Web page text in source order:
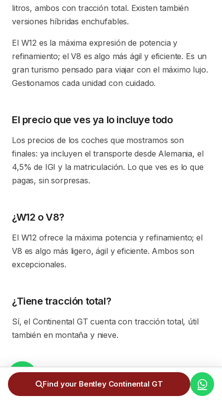
litros, ambos con tracción total. Existen también
versiones híbridas enchufables.
El W12 es la máxima expresión de potencia y
refinamiento; el V8 es algo más ágil y eficiente. Es un
gran turismo pensado para viajar con el máximo lujo.
Gestionamos cada unidad con cuidado.
El precio que ves ya lo incluye todo
Los precios de los coches que mostramos son
finales: ya incluyen el transporte desde Alemania, el
4,5% de IGI y la matriculación. Lo que ves es lo que
pagas, sin sorpresas.
¿W12 o V8?
El W12 ofrece la máxima potencia y refinamiento; el
V8 es algo más ligero, ágil y eficiente. Ambos son
excepcionales.
¿Tiene tracción total?
Sí, el Continental GT cuenta con tracción total, útil
también en montaña y nieve.
¿Os encargáis de todo el proceso?
Sí, de la localización a la matriculación en Andorra,
Find your Bentley Continental GT